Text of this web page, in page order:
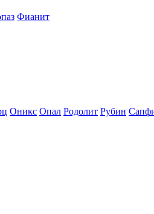
Фианит
Оникс Опал Родолит Рубин